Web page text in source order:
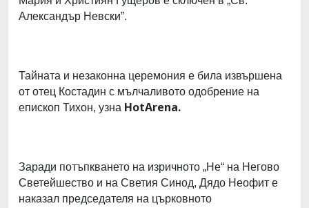
Александър Невски”.
Тайната и незаконна церемония е била извършена
от отец Костадин с мълчаливото одобрение на
епископ Тихон, узна HotArena.
Заради потъпкването на изричното „Не“ на Негово
Светейшество и на Светия Синод, Дядо Неофит е
наказал председателя на църковното